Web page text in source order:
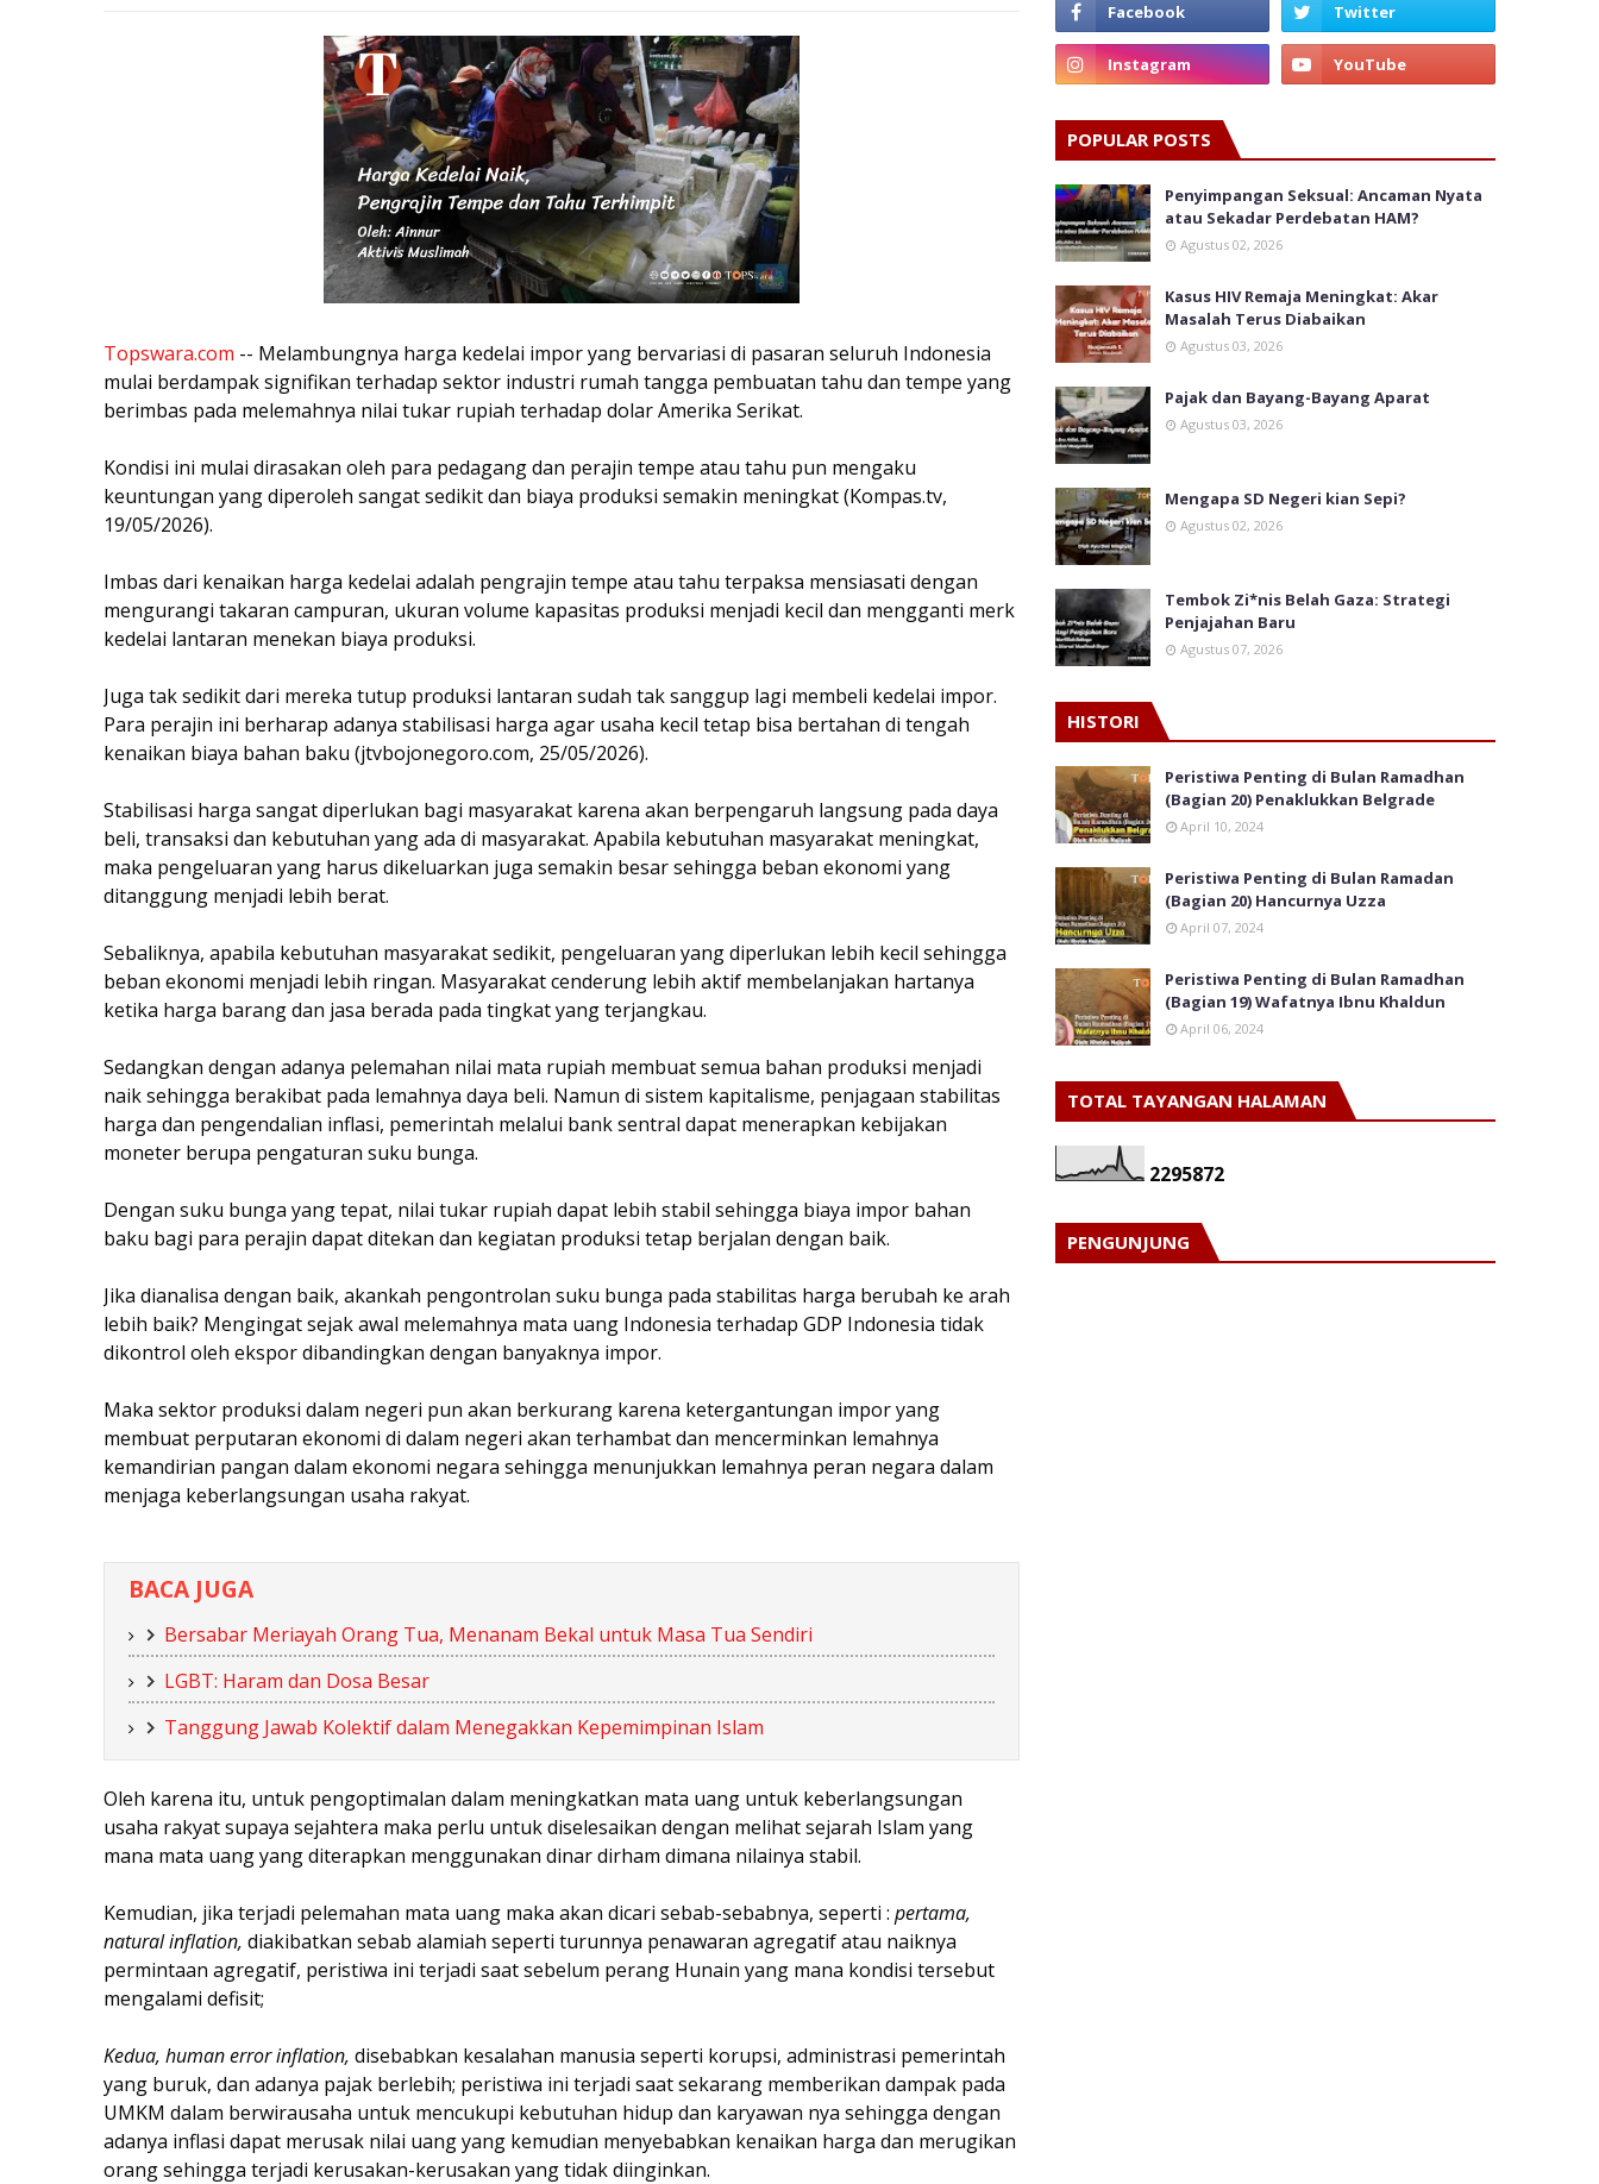
Topswara.com -- Melambungnya harga kedelai impor yang bervariasi di pasaran seluruh Indonesia
mulai berdampak signifikan terhadap sektor industri rumah tangga pembuatan tahu dan tempe yang
berimbas pada melemahnya nilai tukar rupiah terhadap dolar Amerika Serikat.
Kondisi ini mulai dirasakan oleh para pedagang dan perajin tempe atau tahu pun mengaku
keuntungan yang diperoleh sangat sedikit dan biaya produksi semakin meningkat (Kompas.tv,
19/05/2026).
Imbas dari kenaikan harga kedelai adalah pengrajin tempe atau tahu terpaksa mensiasati dengan
mengurangi takaran campuran, ukuran volume kapasitas produksi menjadi kecil dan mengganti merk
kedelai lantaran menekan biaya produksi.
Juga tak sedikit dari mereka tutup produksi lantaran sudah tak sanggup lagi membeli kedelai impor.
Para perajin ini berharap adanya stabilisasi harga agar usaha kecil tetap bisa bertahan di tengah
kenaikan biaya bahan baku (jtvbojonegoro.com, 25/05/2026).
Stabilisasi harga sangat diperlukan bagi masyarakat karena akan berpengaruh langsung pada daya
beli, transaksi dan kebutuhan yang ada di masyarakat. Apabila kebutuhan masyarakat meningkat,
maka pengeluaran yang harus dikeluarkan juga semakin besar sehingga beban ekonomi yang
ditanggung menjadi lebih berat.
Sebaliknya, apabila kebutuhan masyarakat sedikit, pengeluaran yang diperlukan lebih kecil sehingga
beban ekonomi menjadi lebih ringan. Masyarakat cenderung lebih aktif membelanjakan hartanya
ketika harga barang dan jasa berada pada tingkat yang terjangkau.
Sedangkan dengan adanya pelemahan nilai mata rupiah membuat semua bahan produksi menjadi
naik sehingga berakibat pada lemahnya daya beli. Namun di sistem kapitalisme, penjagaan stabilitas
harga dan pengendalian inflasi, pemerintah melalui bank sentral dapat menerapkan kebijakan
moneter berupa pengaturan suku bunga.
Dengan suku bunga yang tepat, nilai tukar rupiah dapat lebih stabil sehingga biaya impor bahan
baku bagi para perajin dapat ditekan dan kegiatan produksi tetap berjalan dengan baik.
Jika dianalisa dengan baik, akankah pengontrolan suku bunga pada stabilitas harga berubah ke arah
lebih baik? Mengingat sejak awal melemahnya mata uang Indonesia terhadap GDP Indonesia tidak
dikontrol oleh ekspor dibandingkan dengan banyaknya impor.
Maka sektor produksi dalam negeri pun akan berkurang karena ketergantungan impor yang
membuat perputaran ekonomi di dalam negeri akan terhambat dan mencerminkan lemahnya
kemandirian pangan dalam ekonomi negara sehingga menunjukkan lemahnya peran negara dalam
menjaga keberlangsungan usaha rakyat.
BACA JUGA
Bersabar Meriayah Orang Tua, Menanam Bekal untuk Masa Tua Sendiri
LGBT: Haram dan Dosa Besar
Tanggung Jawab Kolektif dalam Menegakkan Kepemimpinan Islam
Oleh karena itu, untuk pengoptimalan dalam meningkatkan mata uang untuk keberlangsungan
usaha rakyat supaya sejahtera maka perlu untuk diselesaikan dengan melihat sejarah Islam yang
mana mata uang yang diterapkan menggunakan dinar dirham dimana nilainya stabil.
Kemudian, jika terjadi pelemahan mata uang maka akan dicari sebab-sebabnya, seperti : pertama,
natural inflation, diakibatkan sebab alamiah seperti turunnya penawaran agregatif atau naiknya
permintaan agregatif, peristiwa ini terjadi saat sebelum perang Hunain yang mana kondisi tersebut
mengalami defisit;
Kedua, human error inflation, disebabkan kesalahan manusia seperti korupsi, administrasi pemerintah
yang buruk, dan adanya pajak berlebih; peristiwa ini terjadi saat sekarang memberikan dampak pada
UMKM dalam berwirausaha untuk mencukupi kebutuhan hidup dan karyawan nya sehingga dengan
adanya inflasi dapat merusak nilai uang yang kemudian menyebabkan kenaikan harga dan merugikan
orang sehingga terjadi kerusakan-kerusakan yang tidak diinginkan.
POPULAR POSTS
Penyimpangan Seksual: Ancaman Nyata
atau Sekadar Perdebatan HAM?
Agustus 02, 2026
Kasus HIV Remaja Meningkat: Akar
Masalah Terus Diabaikan
Agustus 03, 2026
Pajak dan Bayang-Bayang Aparat
Agustus 03, 2026
Mengapa SD Negeri kian Sepi?
Agustus 02, 2026
Tembok Zi*nis Belah Gaza: Strategi
Penjajahan Baru
Agustus 07, 2026
HISTORI
Peristiwa Penting di Bulan Ramadhan
(Bagian 20) Penaklukkan Belgrade
April 10, 2024
Peristiwa Penting di Bulan Ramadan
(Bagian 20) Hancurnya Uzza
April 07, 2024
Peristiwa Penting di Bulan Ramadhan
(Bagian 19) Wafatnya Ibnu Khaldun
April 06, 2024
TOTAL TAYANGAN HALAMAN
2295872
PENGUNJUNG